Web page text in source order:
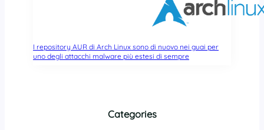
I repository AUR di Arch Linux sono di nuovo nei guai per
uno degli attacchi malware più estesi di sempre
Categories